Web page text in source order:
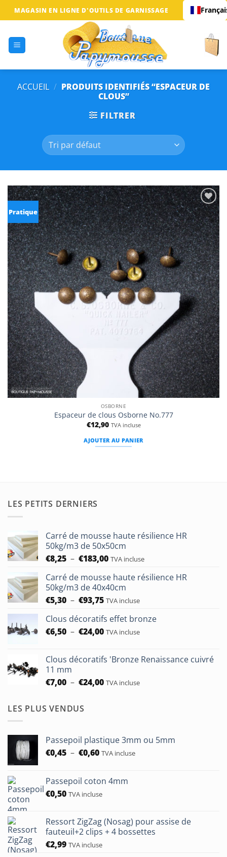
Passer
au
MAGASIN EN LIGNE D'OUTILS DE GARNISSAGE
ACCUEIL / PRODUITS IDENTIFIÉS “ESPACEUR DE
CLOUS”
FILTRER
Pratique
Ajouter
à la
liste
d’envies
OSBORNE
Espaceur de clous Osborne No.777
€12,90 TVA incluse
AJOUTER AU PANIER
LES PETITS DERNIERS
Carré de mousse haute résilience HR
50kg/m3 de 50x50cm
€8,25 – €183,00Plage
prix :
€8,25
à
TVA incluse
Carré de mousse haute résilience HR
50kg/m3 de 40x40cm
€5,30 – €93,75Plage
prix :
€5,30
TVA incluse
Clous décoratifs effet bronze
€6,50 – €24,00Plage
€6,50
€24,00
TVA incluse
Clous décoratifs 'Bronze Renaissance cuivré
11 mm
€7,00 – €24,00Plage
€24,00
TVA incluse
LES PLUS VENDUS
Passepoil plastique 3mm ou 5mm
€0,45 – €0,60Plage
€0,45
à
TVA incluse
Passepoil coton 4mm
€0,50 TVA incluse
Ressort ZigZag (Nosag) pour assise de
fauteuil+2 clips + 4 bossettes
€2,99 TVA incluse